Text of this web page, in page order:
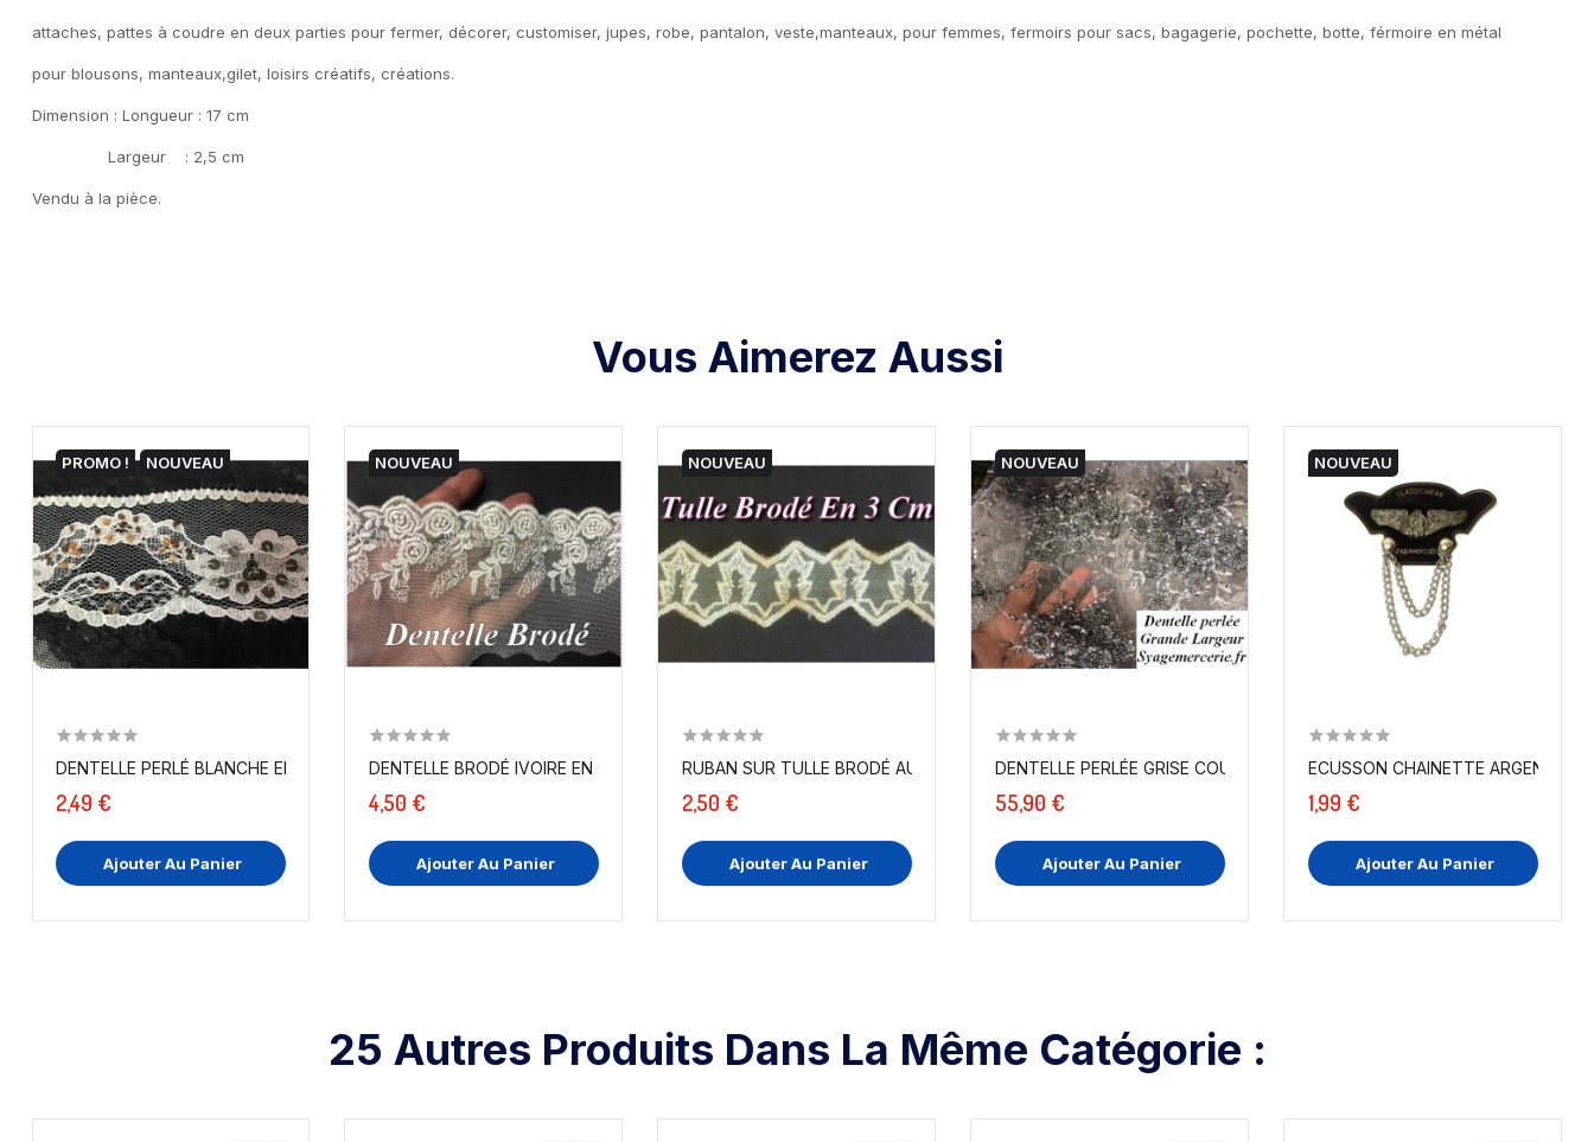
attaches, pattes à coudre en deux parties pour fermer, décorer, customiser, jupes, robe, pantalon, veste,manteaux, pour femmes, fermoirs pour sacs, bagagerie, pochette, botte, férmoire en métal
pour blousons, manteaux,gilet, loisirs créatifs, créations.
Dimension : Longueur : 17 cm
Largeur : 2,5 cm
Vendu à la pièce.
Vous Aimerez Aussi
PROMO ! NOUVEAU
DENTELLE PERLÉ BLANCHE EN 4,5 CM A COUDRE POUR...
2,49 €
Ajouter Au Panier
NOUVEAU
DENTELLE BRODÉ IVOIRE EN 9 CM SUR RÉSILLE TULLE...
4,50 €
Ajouter Au Panier
NOUVEAU
RUBAN SUR TULLE BRODÉ AU MÈTRE EN ECRU POUR...
2,50 €
Ajouter Au Panier
NOUVEAU
DENTELLE PERLÉE GRISE COUTURE.
55,90 €
Ajouter Au Panier
NOUVEAU
ECUSSON CHAINETTE ARGENT
1,99 €
Ajouter Au Panier
25 Autres Produits Dans La Même Catégorie :